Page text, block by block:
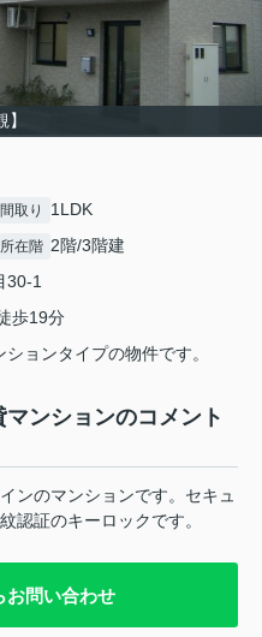
】
間取り 1LDK
所在階 2階/3階建
30-1
歩19分
ョンタイプの物件です。
ンションのコメント
ンのマンションです。セキュ
認証のキーロックです。
お問い合わせ